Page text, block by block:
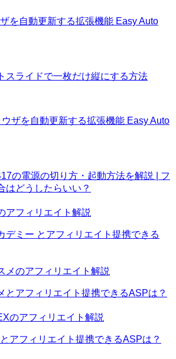
を自動更新する拡張機能 Easy Auto
スライドで一枚だけ縦にする方法
ザを自動更新する拡張機能 Easy Auto
の電源の切り方・起動方法を解説 | フ
はどうしたらいい？
デミー とアフィリエイト提携できる
とアフィリエイト提携できるASPは？
アフィリエイト提携できるASPは？